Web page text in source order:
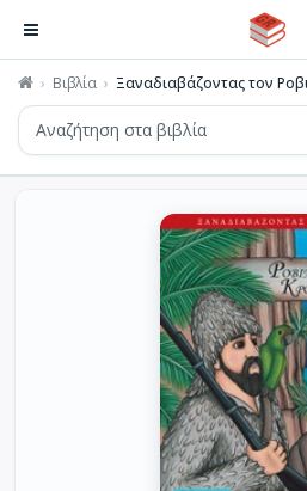
Βιβλία Ξαναδιαβάζοντας τον